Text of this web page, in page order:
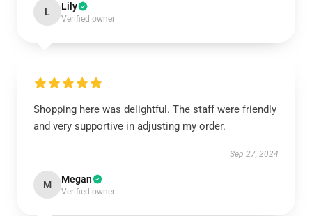
L Lily
Verified owner
Shopping here was delightful. The staff were friendly
and very supportive in adjusting my order.
Sep 27, 2024
M Megan
Verified owner